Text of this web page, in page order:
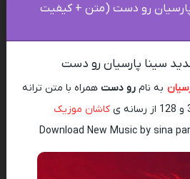
پارسیان رو دست (متن + کیفیت
سینا پارسیان رو دست
به نامرو دست همراه با متن ترانه
کاشان موزیک
Download New Music by sina